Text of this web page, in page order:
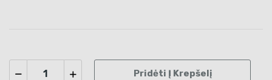
Pridėti Į Krepšelį